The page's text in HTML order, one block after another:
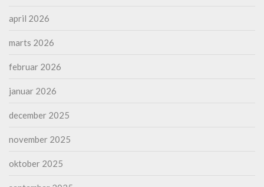
april 2026
marts 2026
februar 2026
januar 2026
december 2025
november 2025
oktober 2025